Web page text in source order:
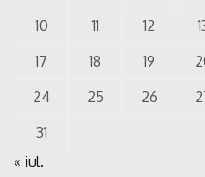
10
11 12
17
18 19
24
25 26
31
« iul.